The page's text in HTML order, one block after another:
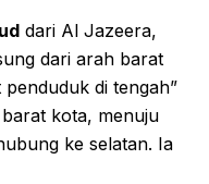
dari Al Jazeera,
dari arah barat
di tengah”
kota, menuju
ke selatan. Ia